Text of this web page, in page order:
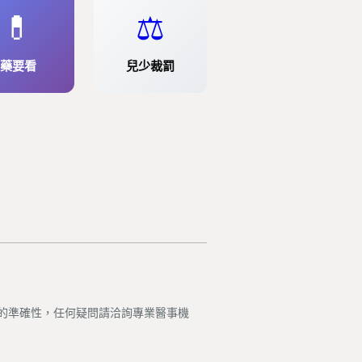
💊
藥要看
⚖️
兒少裁罰
準確性，任何疑問請洽詢專業醫事機